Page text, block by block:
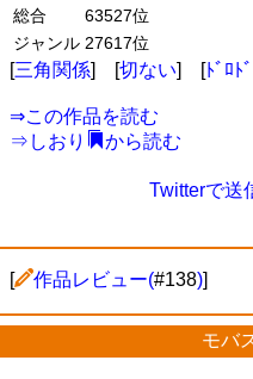
総合
63527位
ジャンル 27617位
[三角関係] [切ない] [ﾄﾞﾛﾄ
⇒この作品を読む
⇒ しおり から読む
Twitterで送
[ 作品レビュー(#138)]
モバ